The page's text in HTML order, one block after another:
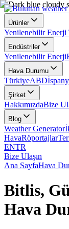
Ürünler
Yenilenebilir Enerji
Endüstriler
Yenilenebilir Enerji
Hava Durumu
TürkiyeABD
Şirket
HakkımızdaBize
Blog
Weather Generator
HavaRöportajlar
ENTR
Bize Ulaşın
Ana SayfaHava
Bitlis,
Hava